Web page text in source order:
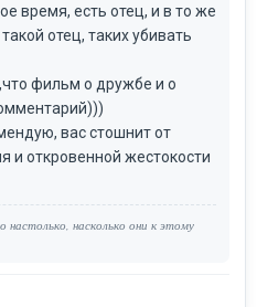
время, есть отец, и в то же
отец, таких убивать
фильм о дружбе и о
вас стошнит от
и откровенной жестокости
настолько, насколько они к этому